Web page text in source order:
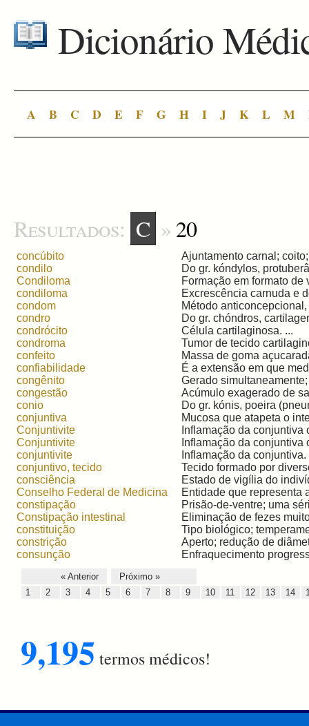
Dicionário
A B C D E F G H I J K L M
Resultados: C » 20
concúbito
Ajuntamento carnal;
condilo
Do gr. kóndylos,
Condiloma
Formação em formato
condiloma
Excrescência carnuda e
condom
Método
condro
Do gr. chóndros,
condrócito
Célula cartilaginosa. ...
condroma
Tumor de tecido
confeito
Massa de goma
confiabilidade
É a extensão em que
congênito
Gerado
congestão
Acúmulo exagerado de
conio
Do gr. kónis, poeira
conjuntiva
Mucosa que atapeta o
Conjuntivite
Inflamação da
Conjuntivite
Inflamação da
conjuntivite
Inflamação da conjuntiva.
conjuntivo, tecido
Tecido formado por
consciência
Estado de vigília do
Conselho Federal de Medicina
Entidade que representa
constipação
Prisão-de-ventre; uma
Constipação intestinal
Eliminação de fezes
constituição
Tipo biológico;
constrição
Aperto; redução de
consunção
Enfraquecimento
« Anterior
Próximo »
1
2 3 4 5 6 7 8 9 10 11 12 13 14
9,195 termos médicos!